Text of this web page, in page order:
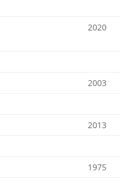
2020
2003
2013
1975